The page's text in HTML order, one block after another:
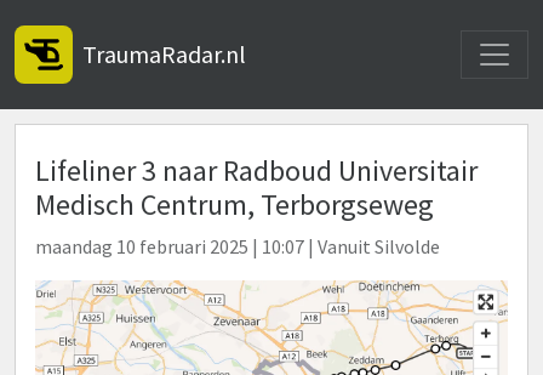
TraumaRadar.nl
Lifeliner 3 naar Radboud Universitair
Medisch Centrum, Terborgseweg
maandag 10 februari 2025 | 10:07 | Vanuit Silvolde